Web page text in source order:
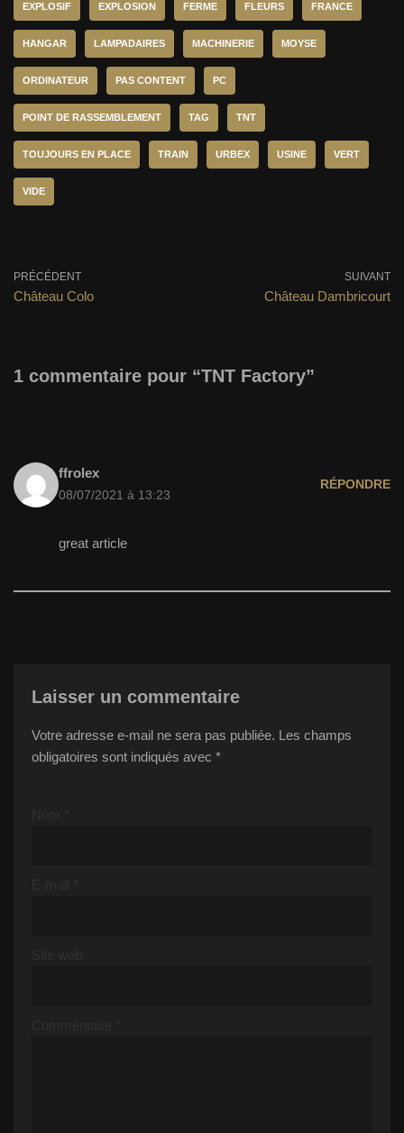
EXPLOSIF EXPLOSION FERME FLEURS FRANCE
HANGAR LAMPADAIRES MACHINERIE MOYSE
ORDINATEUR PAS CONTENT PC
POINT DE RASSEMBLEMENT TAG TNT
TOUJOURS EN PLACE TRAIN URBEX USINE VERT
VIDE
PRÉCÉDENT
Château Colo
SUIVANT
Château Dambricourt
1 commentaire pour “TNT Factory”
ffrolex
08/07/2021 à 13:23
RÉPONDRE
great article
Laisser un commentaire
Votre adresse e-mail ne sera pas publiée. Les champs
obligatoires sont indiqués avec *